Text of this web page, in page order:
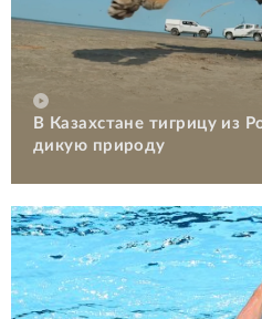
В Казахстане тигрицу из
дикую природу